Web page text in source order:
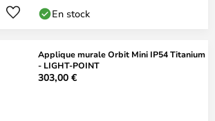
En stock
Applique murale Orbit Mini IP54 Titanium
- LIGHT-POINT
303,00 €